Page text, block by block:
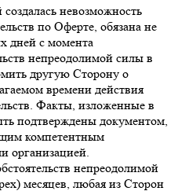
невозможность
по Оферте, обязана не
дней с момента
непреодолимой силы в
другую Сторону о
времени действия
Факты, изложенные в
подтверждены документом,
компетентным
организацией.
непреодолимой
месяцев, любая из Сторон